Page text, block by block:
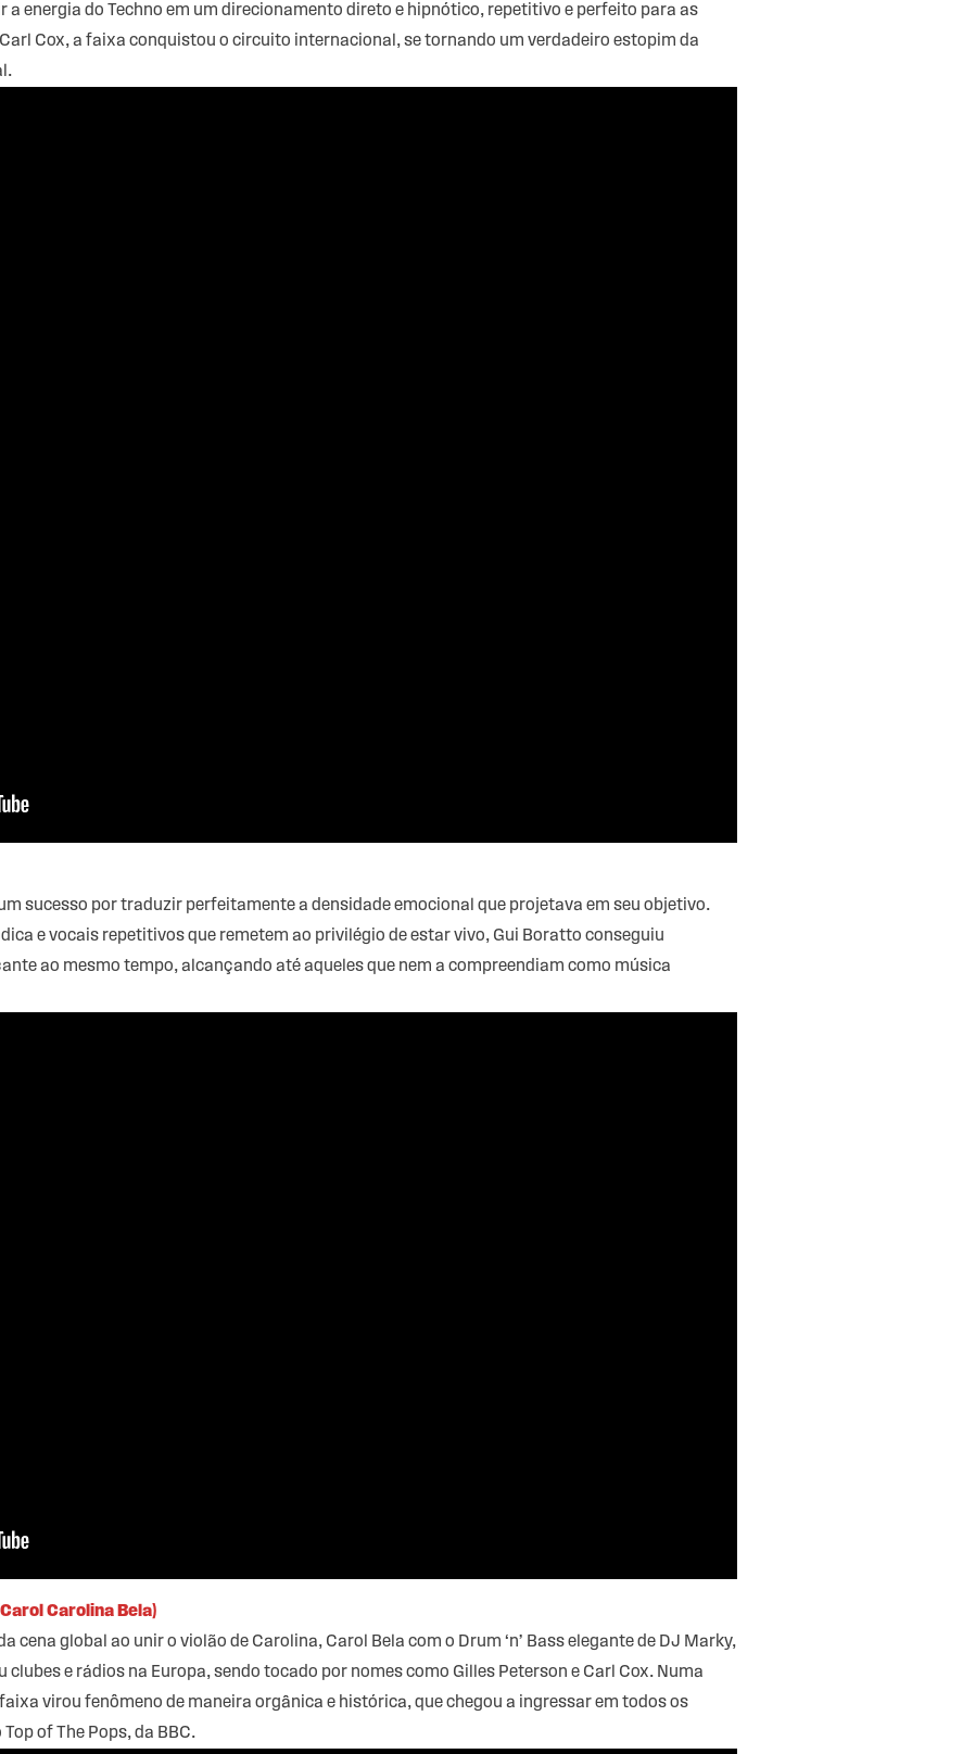
a energia do Techno em um direcionamento direto e hipnótico, repetitivo e perfeito para as
Cox, a faixa conquistou o circuito internacional, se tornando um verdadeiro estopim da
sucesso por traduzir perfeitamente a densidade emocional que projetava em seu objetivo.
e vocais repetitivos que remetem ao privilégio de estar vivo, Gui Boratto conseguiu
ao mesmo tempo, alcançando até aqueles que nem a compreendiam como música
Carolina Bela)
cena global ao unir o violão de Carolina, Carol Bela com o Drum ‘n’ Bass elegante de DJ Marky,
clubes e rádios na Europa, sendo tocado por nomes como Gilles Peterson e Carl Cox. Numa
virou fenômeno de maneira orgânica e histórica, que chegou a ingressar em todos os
of The Pops, da BBC.